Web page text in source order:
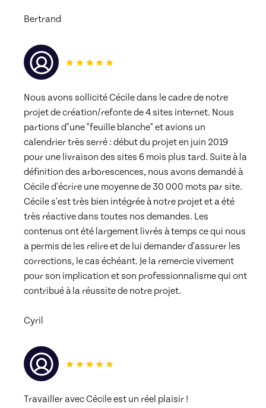
Bertrand
Nous avons sollicité Cécile dans le cadre de notre
projet de création/refonte de 4 sites internet. Nous
partions d"une "feuille blanche" et avions un
calendrier très serré : début du projet en juin 2019
pour une livraison des sites 6 mois plus tard. Suite à la
définition des arborescences, nous avons demandé à
Cécile d'écrire une moyenne de 30 000 mots par site.
Cécile s'est très bien intégrée à notre projet et a été
très réactive dans toutes nos demandes. Les
contenus ont été largement livrés à temps ce qui nous
a permis de les relire et de lui demander d'assurer les
corrections, le cas échéant. Je la remercie vivement
pour son implication et son professionnalisme qui ont
contribué à la réussite de notre projet.
Cyril
Travailler avec Cécile est un réel plaisir !